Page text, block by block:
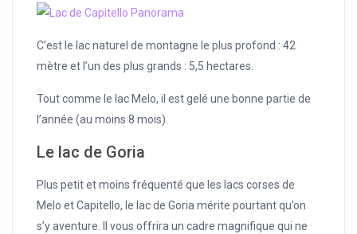
C’est le lac naturel de montagne le plus profond : 42
mètre et l’un des plus grands : 5,5 hectares.
Tout comme le lac Melo, il est gelé une bonne partie de
l’année (au moins 8 mois).
Le lac de Goria
Plus petit et moins fréquenté que les lacs corses de
Melo et Capitello, le lac de Goria mérite pourtant qu’on
s’y aventure. Il vous offrira un cadre magnifique qui ne